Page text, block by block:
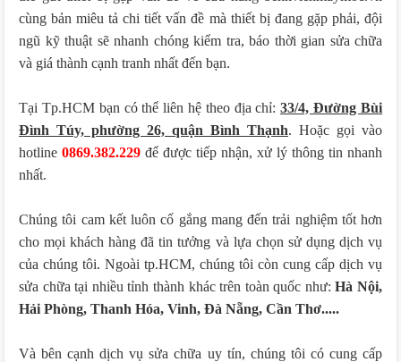
cùng bản miêu tả chi tiết vấn đề mà thiết bị đang gặp phải, đội
ngũ kỹ thuật sẽ nhanh chóng kiểm tra, báo thời gian sửa chữa
và giá thành cạnh tranh nhất đến bạn.
Tại Tp.HCM bạn có thể liên hệ theo địa chỉ:33/4, Đường Bùi
Đình Túy, phường 26, quận Bình Thạnh. Hoặc gọi vào
hotline 0869.382.229 để được tiếp nhận, xử lý thông tin nhanh
nhất.
Chúng tôi cam kết luôn cố gắng mang đến trải nghiệm tốt hơn
cho mọi khách hàng đã tin tưởng và lựa chọn sử dụng dịch vụ
của chúng tôi. Ngoài tp.HCM, chúng tôi còn cung cấp dịch vụ
sửa chữa tại nhiều tỉnh thành khác trên toàn quốc như:Hà Nội,
Hải Phòng, Thanh Hóa, Vinh, Đà Nẵng, Cần Thơ.....
Và bên cạnh dịch vụ sửa chữa uy tín, chúng tôi có cung cấp